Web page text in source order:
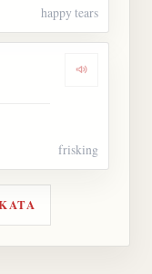
happy tears
Dengarkan
frisking